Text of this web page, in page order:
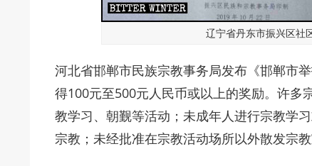
辽宁省丹东市振兴区社
河北省邯郸市民族宗教事务局发布《邯郸市
得100元至500元人民币或以上的奖励。许多
教学习、朝觐等活动；未成年人进行宗教学
宗教；未经批准在宗教活动场所以外散发宗教